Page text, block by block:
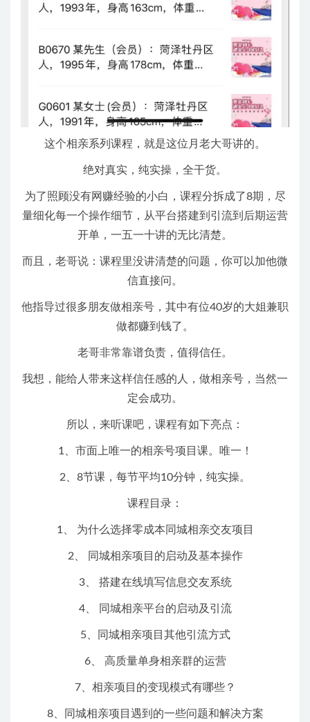
这个相亲系列课程，就是这位月老大哥讲的。
绝对真实，纯实操，全干货。
为了照顾没有网赚经验的小白，课程分拆成了8期，尽
量细化每一个操作细节，从平台搭建到引流到后期运营
开单，一五一十讲的无比清楚。
而且，老哥说：课程里没讲清楚的问题，你可以加他微
信直接问。
他指导过很多朋友做相亲号，其中有位40岁的大姐兼职
做都赚到钱了。
老哥非常靠谱负责，值得信任。
我想，能给人带来这样信任感的人，做相亲号，当然一
定会成功。
所以，来听课吧，课程有如下亮点：
1、市面上唯一的相亲号项目课。唯一！
2、8节课，每节平均10分钟，纯实操。
课程目录：
1、 为什么选择零成本同城相亲交友项目
2、 同城相亲项目的启动及基本操作
3、 搭建在线填写信息交友系统
4、 同城相亲平台的启动及引流
5、同城相亲项目其他引流方式
6、 高质量单身相亲群的运营
7、相亲项目的变现模式有哪些？
8、同城相亲项目遇到的一些问题和解决方案